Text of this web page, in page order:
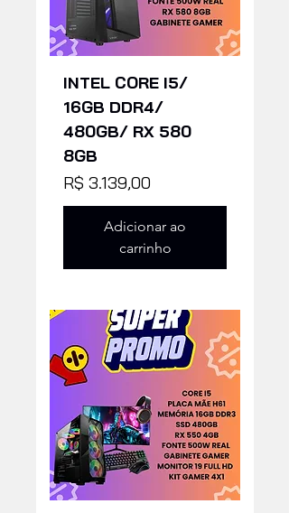
INTEL CORE I5/
16GB DDR4/
480GB/ RX 580
8GB
Preço
R$ 3.139,00
Adicionar ao
carrinho